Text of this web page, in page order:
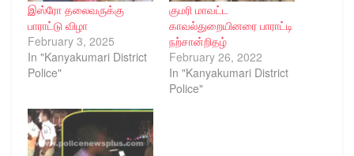
இஸ்ரோ தலைவருக்கு
பாராட்டு விழா
February 3, 2025
In "Kanyakumari District
Police"
குமரி மாவட்ட
காவல்துறையினரை பாராட்டி
நற்சான்றிதழ்
February 26, 2022
In "Kanyakumari District
Police"